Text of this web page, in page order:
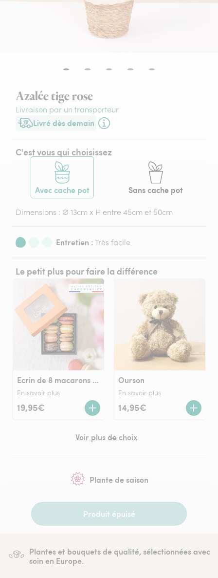
Azalée tige rose
Livraison par un transporteur
Livré dès demain
Livraison dès demain (pour toute commande passée avant
C'est vous qui choisissez
Avec cache pot Sans cache pot
Dimensions : Ø 13cm x H entre 45cm et 50cm
Entretien : Très facile
Le petit plus pour faire la différence
Ecrin de 8 macarons Chocolats LOUIS
En savoir plus
19,95€
Ourson
En savoir plus
14,95€
Voir plus de choix
Plante de saison
Produit épuisé
Plantes et bouquets de qualité, sélectionnées avec
soin en Europe.